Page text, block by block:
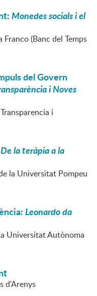
Monedes socials i el
Franco (Banc del Temps
del Govern
i Noves
i
De la teràpia a la
la Universitat Pompeu
Leonardo da
Universitat Autònoma
d'Arenys